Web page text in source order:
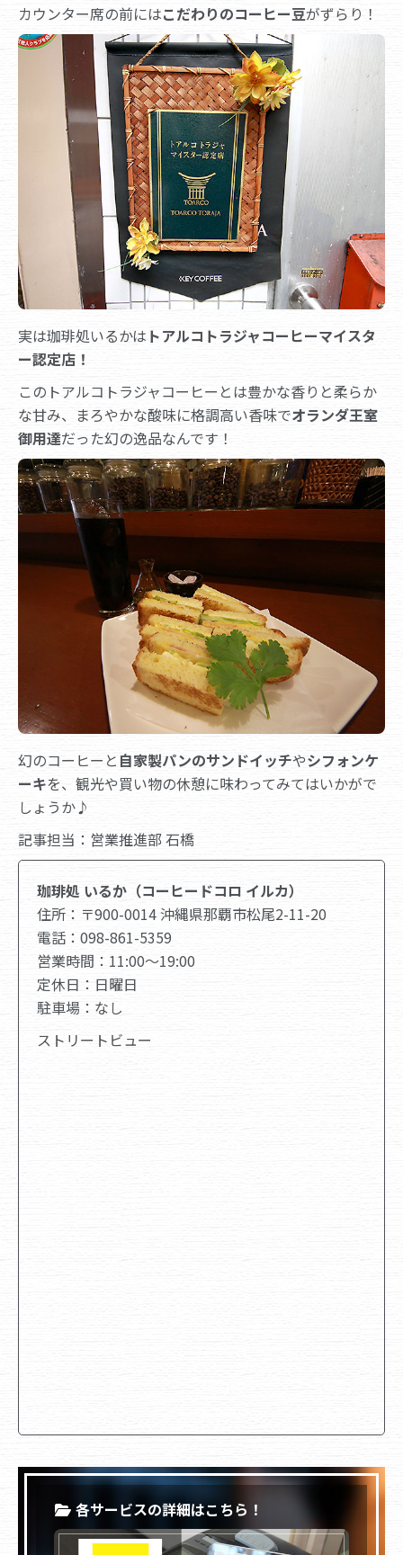
カウンター席の前にはこだわりのコーヒー豆がずらり！
実は珈琲処いるかは トアルコトラジャコーヒーマイスタ
ー認定店！
このトアルコトラジャコーヒーとは豊かな香りと柔らか
な甘み、まろやかな酸味に格調高い香味でオランダ王室
御用達だった幻の逸品なんです！
幻のコーヒーと 自家製パンのサンドイッチやシフォンケ
ーキを、観光や買い物の休憩に味わってみてはいかがで
しょうか♪
記事担当：営業推進部 石橋
珈琲処 いるか（コーヒードコロ イルカ）
住所：〒900-0014 沖縄県那覇市松尾2-11-20
電話：098-861-5359
営業時間：11:00～19:00
定休日：日曜日
駐車場：なし
ストリートビュー
各サービスの詳細はこちら！